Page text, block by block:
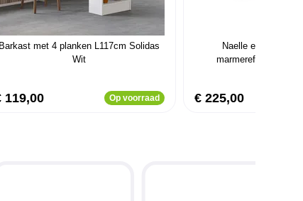
Barkast met 4 planken L117cm Solidas
Wit
119,00 Op voorraad
Naelle eettafel van
marmereffect en
€ 225,00